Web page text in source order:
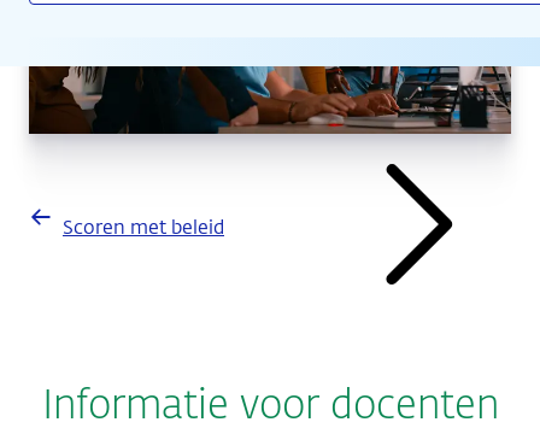
Scoren met beleid
Informatie voor docenten